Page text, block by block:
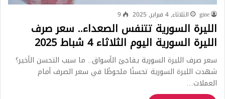
gine الثلاثاء, 4 فبراير, 2025 9
الليرة السورية تتنفس الصعداء.. سعر صرف
الليرة السورية اليوم الثلاثاء 4 شباط 2025
سعر صرف الليرة السورية يفاجئ الأسواق.. ما سبب التحسن الأخير؟
شهدت الليرة السورية تحسنًا ملحوظًا في سعر الصرف أمام
العملات…